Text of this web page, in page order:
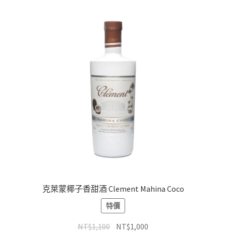
克萊蒙椰子香甜酒 Clement Mahina Coco
特價
NT$1,100 NT$1,000